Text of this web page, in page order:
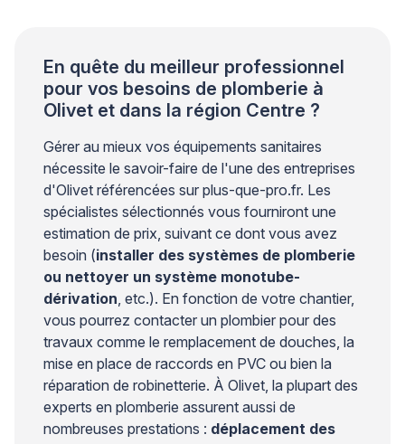
En quête du meilleur professionnel
pour vos besoins de plomberie à
Olivet et dans la région Centre ?
Gérer au mieux vos équipements sanitaires
nécessite le savoir-faire de l'une des entreprises
d'Olivet référencées sur plus-que-pro.fr. Les
spécialistes sélectionnés vous fourniront une
estimation de prix, suivant ce dont vous avez
besoin (installer des systèmes de plomberie
ou nettoyer un système monotube-
dérivation, etc.). En fonction de votre chantier,
vous pourrez contacter un plombier pour des
travaux comme le remplacement de douches, la
mise en place de raccords en PVC ou bien la
réparation de robinetterie. À Olivet, la plupart des
experts en plomberie assurent aussi de
nombreuses prestations : déplacement des